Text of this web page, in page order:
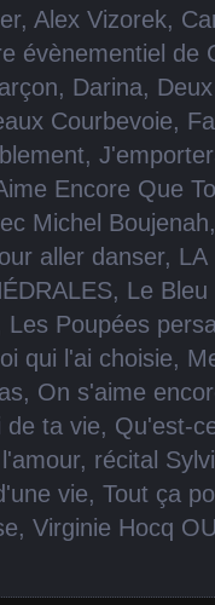
, Alex Vizorek,
évènementiel de
, Darina,
Courbevoie,
,
Encore Que
Michel Boujenah
aller danser, LA
, Le
Les Poupées
qui l'ai choisie,
, On s'aime
de ta vie, Qu'est-
, récital
vie, Tout ça
, Virginie Hocq